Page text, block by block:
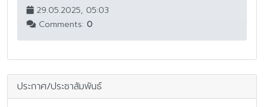
29.05.2025, 05:03
Comments: 0
ประกาศ/ประชาสัมพันธ์